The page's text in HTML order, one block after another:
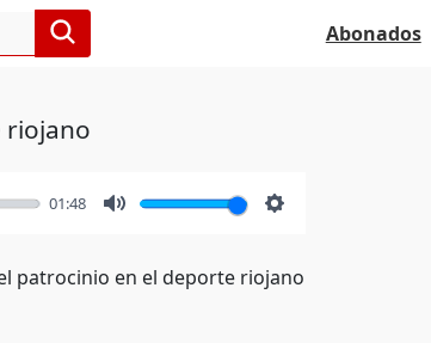
Abonados
riojano
01:48
patrocinio en el deporte riojano